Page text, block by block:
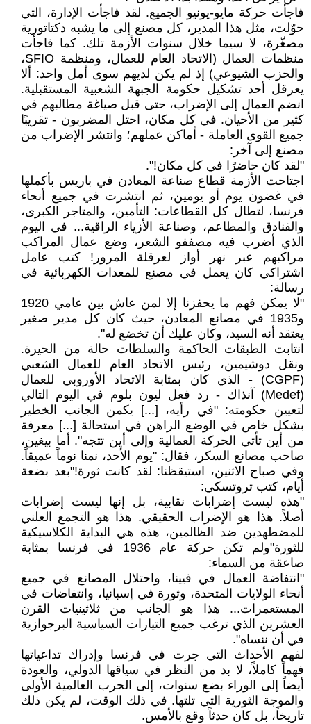
فاجأت حركة مايو-يونيو الجميع. لقد فاجأت الإدارة، التي
حوّلت، مثل هذا المدير، كل مصنع إلى ما يشبه دكتاتورية
مصغّرة، لا سيما خلال سنوات الأزمة تلك. كما فاجأت
منظمات العمال (الاتحاد العام للعمال، ومنظمة SFIO،
والحزب الشيوعي) إذ لم يكن لديهم سوى أمل واحد: ألا
يعرقل أحد تشكيل حكومة الجبهة الشعبية المستقبلية.
انضم العمال إلى الإضراب، حتى قبل صياغة مطالبهم في
كثير من الأحيان. في كل مكان، احتل المضربون - تقريبًا
جميع القوى العاملة - أماكن عملهم؛ وانتشر الإضراب من
مصنع إلى آخر:
"لقد كان حاضرًا في كل مكان!".
اجتاحت الأزمة قطاع صناعة المعادن في باريس بأكملها
في غضون يوم أو يومين، ثم انتشرت في جميع أنحاء
فرنسا، لتطال كل القطاعات: التأمين، والمتاجر الكبرى،
والفنادق والمطاعم، وصناعة الأزياء الراقية... في اليوم
الذي أضرب فيه مصففو الشعر، وضع عمال المراكب
مراكبهم عبر نهر أواز لعرقلة المرور! كتب عامل
اشتراكي كان يعمل في مصنع للمعدات الكهربائية في
رسالة:
"لا يمكن فهم ما يحفزنا إلا لمن عاش بين عامي 1920
و1935 في مصانع المعادن، حيث كان كل مدير صغير
يعتقد أنه السيد، وكان عليك أن تخضع له".
انتابت الطبقات الحاكمة والسلطات حالة من الحيرة.
ونقل دوشيمين، رئيس الاتحاد العام للعمال الشعبي
(CGPF) - الذي كان بمثابة الاتحاد الأوروبي للعمال
(Medef) آنذاك - رد فعل ليون بلوم في اليوم التالي
لتعيين حكومته: "في رأيه، [...] يكمن الجانب الخطير
بشكل خاص في الوضع الراهن في استحالة [...] معرفة
من أين تأتي الحركة العمالية وإلى أين تتجه". أما بيغين،
صاحب مصانع السكر، فقال: "يوم الأحد، نمنا نوماً عميقاً.
وفي صباح الاثنين، استيقظنا: لقد كانت ثورة!"بعد بضعة
أيام، كتب تروتسكي:
"هذه ليست إضرابات نقابية، بل إنها ليست إضرابات
أصلاً. هذا هو الإضراب الحقيقي. هذا هو التجمع العلني
للمضطهدين ضد الظالمين، هذه هي البداية الكلاسيكية
للثورة"ولم تكن حركة عام 1936 في فرنسا بمثابة
صاعقة من السماء:
"انتفاضة العمال في فيينا، واحتلال المصانع في جميع
أنحاء الولايات المتحدة، وثورة في إسبانيا، وانتفاضات في
المستعمرات... هذا هو الجانب من ثلاثينيات القرن
العشرين الذي ترغب جميع التيارات السياسية البرجوازية
في أن ننساه".
لفهم الأحداث التي جرت في فرنسا وإدراك تداعياتها
فهماً كاملاً، لا بد من النظر في سياقها الدولي، والعودة
أيضاً إلى الوراء بضع سنوات، إلى الحرب العالمية الأولى
والموجة الثورية التي تلتها. في ذلك الوقت، لم يكن ذلك
تاريخاً، بل كان حدثاً وقع بالأمس.